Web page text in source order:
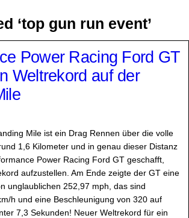
‘top gun run event’
Power Racing Ford GT
Weltrekord auf der
Mile ist ein Drag Rennen über die volle
1,6 Kilometer und in genau dieser Distanz
Power Racing Ford GT geschafft,
aufzustellen. Am Ende zeigte der GT eine
unglaublichen 252,97 mph, das sind
h und eine Beschleunigung von 320 auf
7,3 Sekunden! Neuer Weltrekord für ein